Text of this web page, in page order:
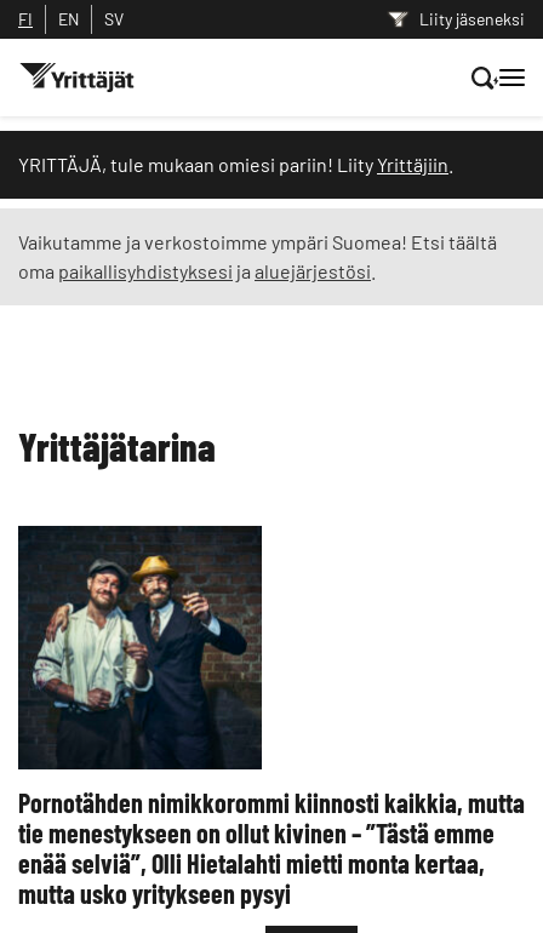
Liity jäseneksi
FI EN SV
YRITTÄJÄ, tule mukaan omiesi pariin! LiityYrittäjiin
Vaikutamme ja verkostoimme ympäri Suomea! Etsi täältä
oma paikallisyhdistyksesi ja aluejärjestösi
Yrittäjätarina
Pornotähden nimikkorommi kiinnosti kaikkia, mutta
tie menestykseen on ollut kivinen – ”Tästä emme
enää selviä”, Olli Hietalahti mietti monta kertaa,
mutta usko yritykseen pysyi
Hae sivustolta tai kysy suoraan
Yrittäjien tekoälyltä